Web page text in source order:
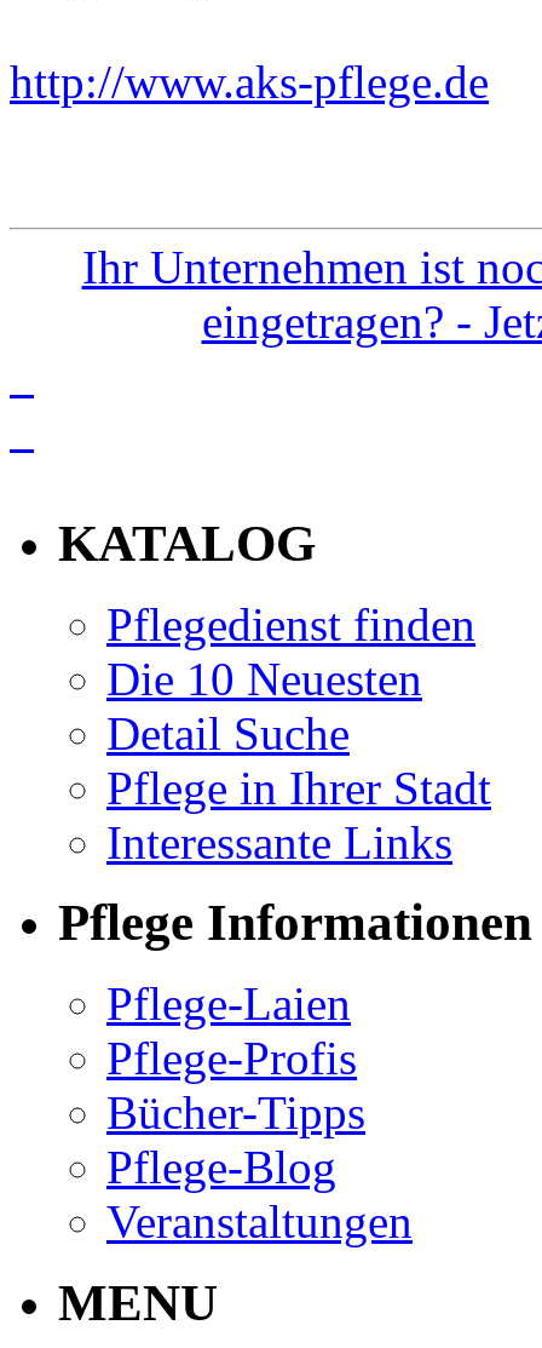
http://www.aks-pflege.de
Ihr Unternehmen ist
eingetragen? -
KATALOG
Pflegedienst finden
Die 10 Neuesten
Detail Suche
Pflege in Ihrer Stadt
Interessante Links
Pflege Informationen
Pflege-Laien
Pflege-Profis
Bücher-Tipps
Pflege-Blog
Veranstaltungen
MENU